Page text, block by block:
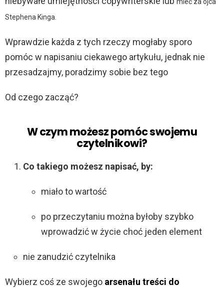
Stephena Kinga.
Wprawdzie każda z tych rzeczy mogłaby sporo
pomóc w napisaniu ciekawego artykułu, jednak nie
przesadzajmy, poradzimy sobie bez tego
Od czego zacząć?
W czym możesz pomóc swojemu
czytelnikowi?
Co takiego możesz napisać, by:
miało to wartość
po przeczytaniu można byłoby szybko
wprowadzić w życie choć jeden element
nie zanudzić czytelnika
Wybierz coś ze swojego arsenału treści do